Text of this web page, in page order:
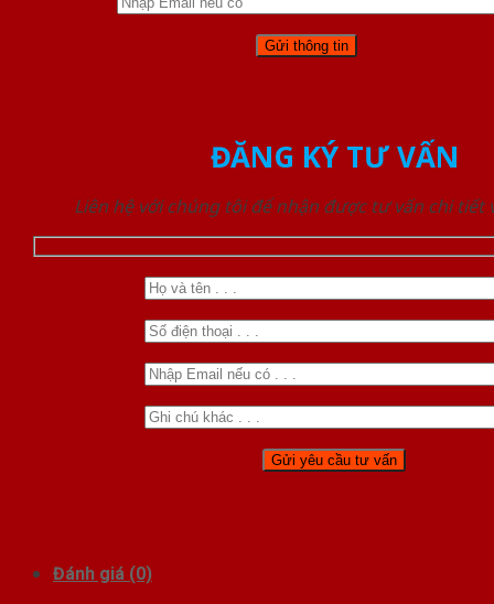
ĐĂNG KÝ TƯ VẤN
Liên hệ với chúng tôi để nhận được tư vấn chi tiết
Đánh giá (0)